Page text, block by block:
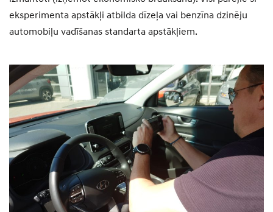
eksperimenta apstākļi atbilda dīzeļa vai benzīna dzinēju
automobiļu vadīšanas standarta apstākļiem.